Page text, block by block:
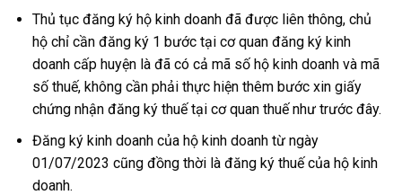
Thủ tục đăng ký hộ kinh doanh đã được liên thông, chủ
hộ chỉ cần đăng ký 1 bước tại cơ quan đăng ký kinh
doanh cấp huyện là đã có cả mã số hộ kinh doanh và mã
số thuế, không cần phải thực hiện thêm bước xin giấy
chứng nhận đăng ký thuế tại cơ quan thuế như trước đây.
Đăng ký kinh doanh của hộ kinh doanh từ ngày
01/07/2023 cũng đồng thời là đăng ký thuế của hộ kinh
doanh.